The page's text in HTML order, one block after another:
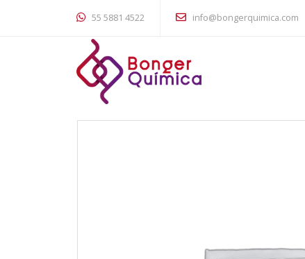
55 5881 4522 info@bongerquimica.com